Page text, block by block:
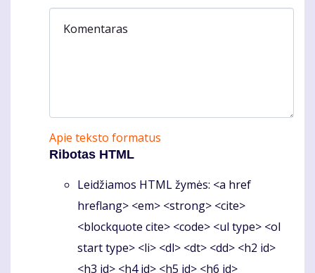
Komentaras
Apie teksto formatus
Ribotas HTML
Leidžiamos HTML žymės: <a href
hreflang> <em> <strong> <cite>
<blockquote cite> <code> <ul type> <ol
start type> <li> <dl> <dt> <dd> <h2 id>
<h3 id> <h4 id> <h5 id> <h6 id>